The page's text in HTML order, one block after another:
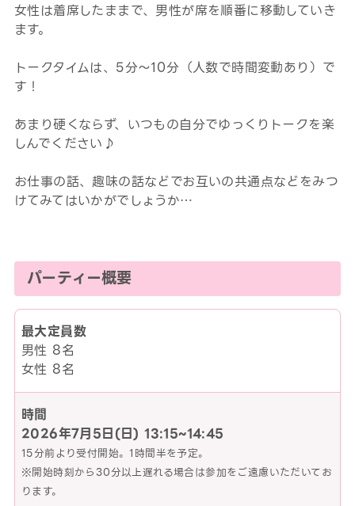
女性は着席したままで、男性が席を順番に移動していき
ます。
トークタイムは、5分～10分（人数で時間変動あり）で
す！
あまり硬くならず、いつもの自分でゆっくりトークを楽
しんでください♪
お仕事の話、趣味の話などでお互いの共通点などをみつ
けてみてはいかがでしょうか…
パーティー概要
最大定員数
男性 8名
女性 8名
時間
2026年7月5日(日)13:15~14:45
15分前より受付開始。1時間半を予定。
※開始時刻から30分以上遅れる場合は参加をご遠慮いただいてお
ります。